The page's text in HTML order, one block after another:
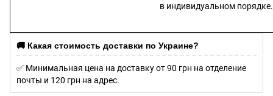
в индивидуальном порядке.
🚚 Какая стоимость доставки по Украине?
✅ Минимальная цена на доставку от 90 грн на отделение
почты и 120 грн на адрес.